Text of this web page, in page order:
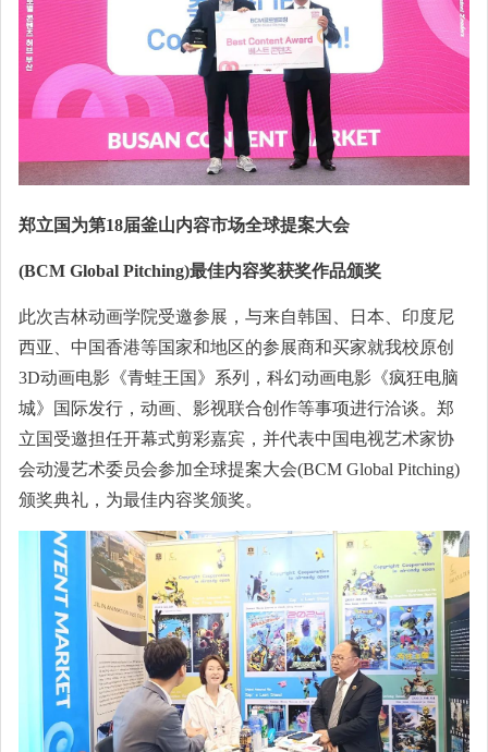
郑立国为第18届釜山内容市场全球提案大会
(BCM Global Pitching)最佳内容奖获奖作品颁奖
此次吉林动画学院受邀参展，与来自韩国、日本、印度尼
西亚、中国香港等国家和地区的参展商和买家就我校原创
3D动画电影《青蛙王国》系列，科幻动画电影《疯狂电脑
城》国际发行，动画、影视联合创作等事项进行洽谈。郑
立国受邀担任开幕式剪彩嘉宾，并代表中国电视艺术家协
会动漫艺术委员会参加全球提案大会(BCM Global Pitching)
颁奖典礼，为最佳内容奖颁奖。